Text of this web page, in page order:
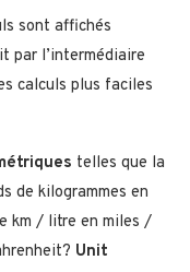
sont affichés
par l’intermédiaire
calculs plus faciles
telles que la
de kilogrammes en
km / litre en miles /
Unit